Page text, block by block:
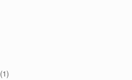
(1)